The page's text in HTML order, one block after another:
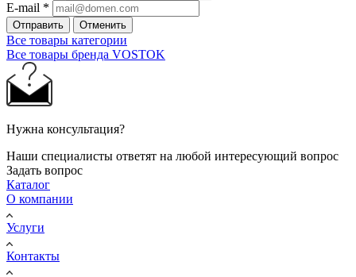
E-mail *
Отправить Отменить
Все товары категории
Все товары бренда VOSTOK
Нужна консультация?
Наши специалисты ответят на любой интересующий вопрос
Задать вопрос
Каталог
О компании
Услуги
Контакты